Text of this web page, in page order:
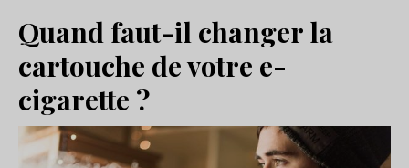
Quand faut-il changer la
cartouche de votre e-
cigarette ?